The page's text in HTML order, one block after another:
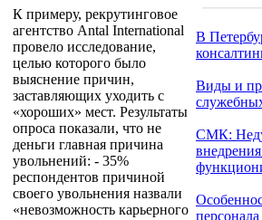
К примеру, рекрутинговое
агентство Antal International
провело исследование,
целью которого было
выяснение причин,
заставляющих уходить с
«хороших» мест. Результаты
опроса показали, что не
деньги главная причина
увольнений: - 35%
респондентов причиной
своего увольнения назвали
«невозможность карьерного
В
Виды и
СМК: